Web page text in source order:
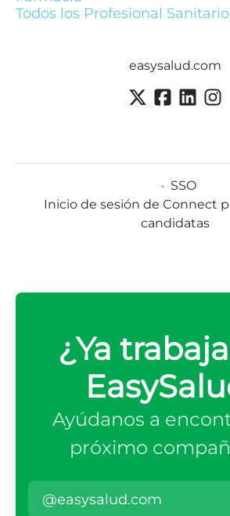
Todos los Profesional Sanitario
easysalud.com
· SSO
Inicio de sesión de Connect
candidatas
¿Ya
Ayúdanos a
próximo
@easysalud.com